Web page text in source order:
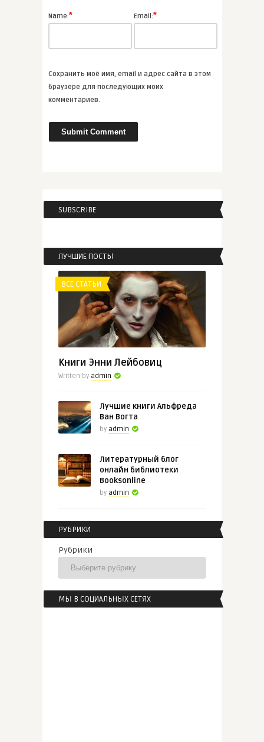
admin
ТОП-3 нескучных книг научной
фа ...
admin
4 рассказа Стивена Кинга, котор
ВСЕ СТАТЬИ
Целительная проза Фэнни Флэгг,
Name:* Email:*
Сохранить моё имя, email и адрес сайта в этом
браузере для последующих моих
комментариев.
SUBSCRIBE
ЛУЧШИЕ ПОСТЫ
ВСЕ СТАТЬИ
Книги Энни Лейбовиц
Written by admin
Лучшие книги Альфреда
Ван Вогта
by admin
Литературный блог
онлайн библиотеки
Booksonline
by admin
РУБРИКИ
Рубрики
МЫ В СОЦИАЛЬНЫХ СЕТЯХ